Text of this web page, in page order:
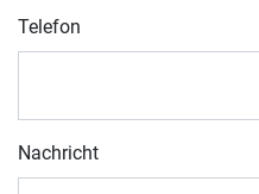
Telefon
Nachricht